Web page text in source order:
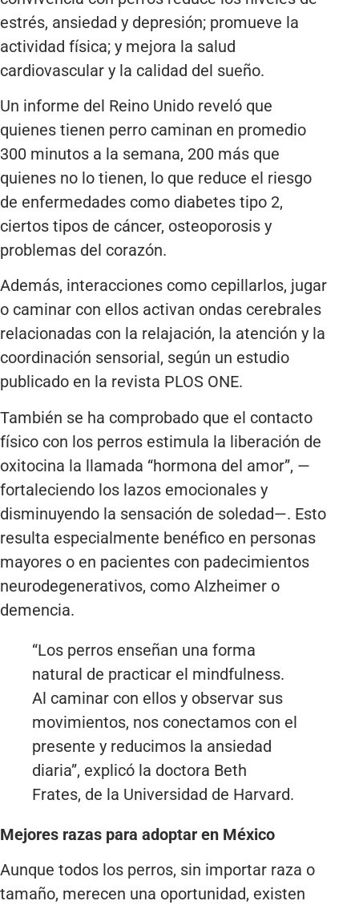
estrés, ansiedad y depresión; promueve la
actividad física; y mejora la salud
cardiovascular y la calidad del sueño.
Un informe del Reino Unido reveló que
quienes tienen perro caminan en promedio
300 minutos a la semana, 200 más que
quienes no lo tienen, lo que reduce el riesgo
de enfermedades como diabetes tipo 2,
ciertos tipos de cáncer, osteoporosis y
problemas del corazón.
Además, interacciones como cepillarlos, jugar
o caminar con ellos activan ondas cerebrales
relacionadas con la relajación, la atención y la
coordinación sensorial, según un estudio
publicado en la revista PLOS ONE.
También se ha comprobado que el contacto
físico con los perros estimula la liberación de
oxitocina la llamada “hormona del amor”, —
fortaleciendo los lazos emocionales y
disminuyendo la sensación de soledad—. Esto
resulta especialmente benéfico en personas
mayores o en pacientes con padecimientos
neurodegenerativos, como Alzheimer o
demencia.
“Los perros enseñan una forma
natural de practicar el mindfulness.
Al caminar con ellos y observar sus
movimientos, nos conectamos con el
presente y reducimos la ansiedad
diaria”, explicó la doctora Beth
Frates, de la Universidad de Harvard.
Mejores razas para adoptar en México
Aunque todos los perros, sin importar raza o
tamaño, merecen una oportunidad, existen